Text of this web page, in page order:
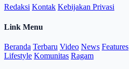
Redaksi Kontak Kebijakan Privasi
Link Menu
Beranda Terbaru Video News Features
Lifestyle Komunitas Ragam